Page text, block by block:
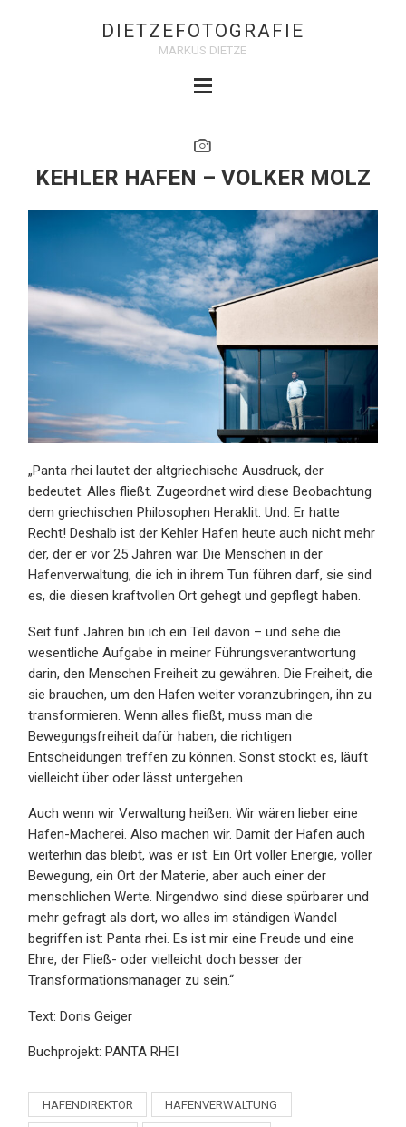
DIETZEFOTOGRAFIE
MARKUS DIETZE
KEHLER HAFEN – VOLKER MOLZ
„Panta rhei lautet der altgriechische Ausdruck, der
bedeutet: Alles fließt. Zugeordnet wird diese Beobachtung
dem griechischen Philosophen Heraklit. Und: Er hatte
Recht! Deshalb ist der Kehler Hafen heute auch nicht mehr
der, der er vor 25 Jahren war. Die Menschen in der
Hafenverwaltung, die ich in ihrem Tun führen darf, sie sind
es, die diesen kraftvollen Ort gehegt und gepflegt haben.
Seit fünf Jahren bin ich ein Teil davon – und sehe die
wesentliche Aufgabe in meiner Führungsverantwortung
darin, den Menschen Freiheit zu gewähren. Die Freiheit, die
sie brauchen, um den Hafen weiter voranzubringen, ihn zu
transformieren. Wenn alles fließt, muss man die
Bewegungsfreiheit dafür haben, die richtigen
Entscheidungen treffen zu können. Sonst stockt es, läuft
vielleicht über oder lässt untergehen.
Auch wenn wir Verwaltung heißen: Wir wären lieber eine
Hafen-Macherei. Also machen wir. Damit der Hafen auch
weiterhin das bleibt, was er ist: Ein Ort voller Energie, voller
Bewegung, ein Ort der Materie, aber auch einer der
menschlichen Werte. Nirgendwo sind diese spürbarer und
mehr gefragt als dort, wo alles im ständigen Wandel
begriffen ist: Panta rhei. Es ist mir eine Freude und eine
Ehre, der Fließ- oder vielleicht doch besser der
Transformationsmanager zu sein.“
Text: Doris Geiger
Buchprojekt: PANTA RHEI
HAFENDIREKTOR HAFENVERWALTUNG